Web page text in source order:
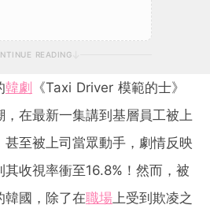
READING
韓劇 《Taxi Driver 模範的士》
，在最新一集講到基層員工被上
至被上司當眾動手，劇情反映
收視率衝至16.8%！然而，被
韓國，除了在職場 上受到欺凌之